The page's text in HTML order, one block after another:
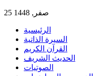
25 صفر, 1448
الرئيسية
السيرة الذاتية
القرآن الكريم
الحديث الشريف
الصوتيات